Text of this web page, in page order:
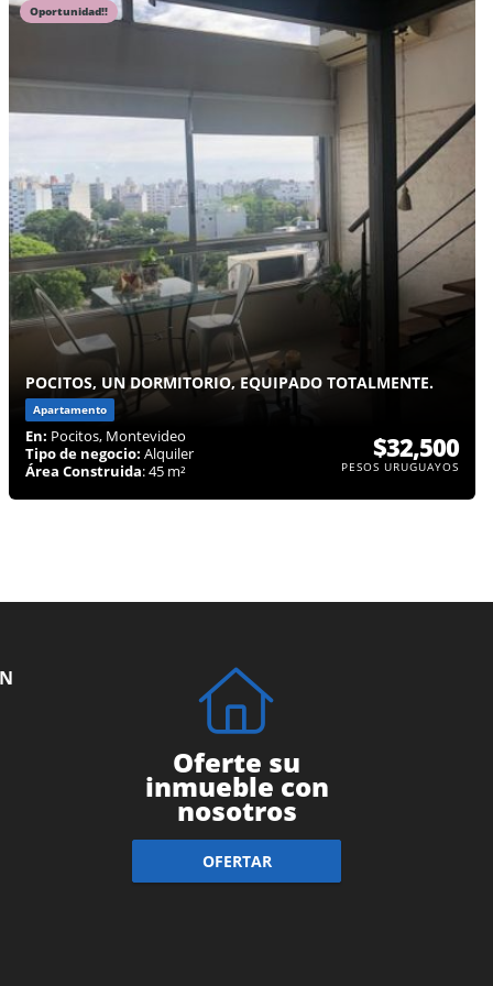
Oportunidad!!
POCITOS, UN DORMITORIO, EQUIPADO TOTALMENTE.
Apartamento
En: Pocitos, Montevideo
Tipo de negocio: Alquiler
Área Construida: 45 m²
$32,500
PESOS URUGUAYOS
Oferte su
inmueble con
nosotros
OFERTAR